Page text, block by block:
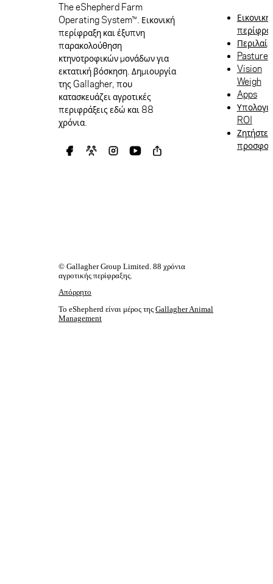
The eShepherd Farm
Operating System™. Εικονική
περίφραξη και έξυπνη
παρακολούθηση
κτηνοτροφικών μονάδων για
εκτατική βόσκηση. Δημιουργία
της Gallagher, που
κατασκευάζει αγροτικές
περιφράξεις εδώ και 88
χρόνια.
Εικονική
Pasture
Vision
Weigh
Apps
ROI
Ζητήστε
© Gallagher Group Limited. 88 χρόνια
αγροτικής περίφραξης.
Απόρρητο
Το eShepherd είναι μέρος της Gallagher Animal
Management